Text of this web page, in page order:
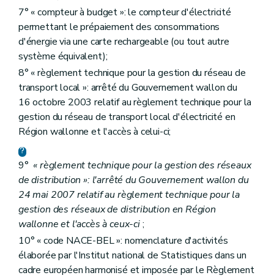
Art.24septies
Art.24octies
Art.
24
nonies
Section 3 En matière de collecte des données
Art. 25
Section 4 En matière d'information et de sensibilisation à l'utilisation rationnelle de l'énergie et aux énergies renouvelables
Art. 25
bis
Chapitre IV Obligations de service public à caractère social
Section première Fourniture aux clients protégés
Art. 26
Art. 27
Art. 29
Art. 30
Section 3 Défaut de paiement d'un client résidentiel et placement du compteur à budget
Art. 31
Art. 32
Art. 33
Art. 35
Art. 36
Art. 37
7° « compteur à budget »: le compteur d'électricité
permettant le prépaiement des consommations
d'énergie via une carte rechargeable (ou tout autre
système équivalent);
8° « règlement technique pour la gestion du réseau de
transport local »: arrêté du Gouvernement wallon du
16 octobre 2003 relatif au règlement technique pour la
gestion du réseau de transport local d'électricité en
Région wallonne et l'accès à celui-ci;
9° « règlement technique pour la gestion des réseaux
de distribution »: l'arrêté du Gouvernement wallon du
24 mai 2007 relatif au règlement technique pour la
gestion des réseaux de distribution en Région
wallonne et l'accès à ceux-ci;
10° « code NACE-BEL »: nomenclature d'activités
élaborée par l'Institut national de Statistiques dans un
cadre européen harmonisé et imposée par le Règlement